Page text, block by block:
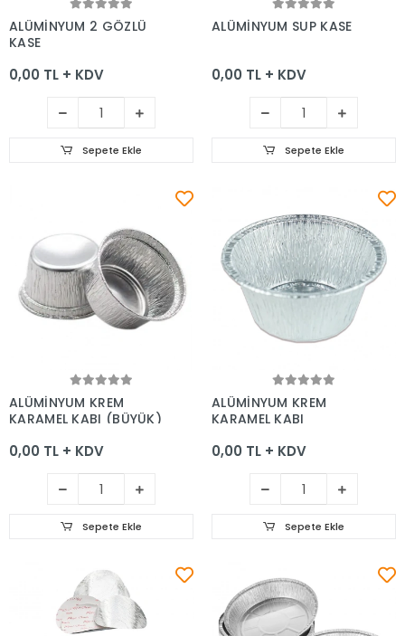
Sepete Ekle
ALÜMİNYUM 2 GÖZLÜ
KASE
0,00 TL + KDV
Sepete Ekle
Sepete Ekle
ALÜMİNYUM SUP KASE
0,00 TL + KDV
Sepete Ekle
Sepete Ekle
ALÜMİNYUM KREM
KARAMEL KABI (BÜYÜK)
0,00 TL + KDV
Sepete Ekle
Sepete Ekle
ALÜMİNYUM KREM
KARAMEL KABI
0,00 TL + KDV
Sepete Ekle